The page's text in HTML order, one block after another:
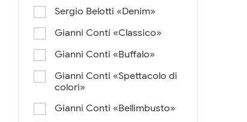
Sergio Belotti «Denim»
Gianni Conti «Classico»
Gianni Conti «Buffalo»
Gianni Conti «Spettacolo di
colori»
Gianni Conti «Bellimbusto»